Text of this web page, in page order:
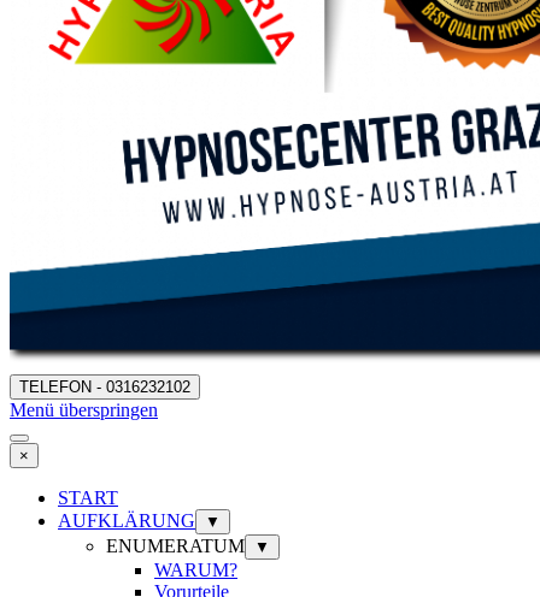
TELEFON - 0316232102
Menü überspringen
×
START
AUFKLÄRUNG
▼
ENUMERATUM ▼
WARUM?
Vorurteile